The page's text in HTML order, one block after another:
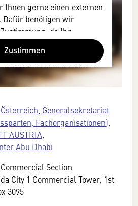
Ihnen gerne einen externen
Dafür benötigen wir
da Ihr
technische
und Nutzerverhalten
amerikanischen Anbietern
angemessenen
insbesondere kann die
Regierung Zugang zu
in unserer
Sie können diese
in den Cookie-
Footer unserer Webseite
Zustimmen
, Generalsekretariat
Fachorganisationen),
AUSTRIA,
Abu Dhabi
Section
City 1 Commercial Tower, 1st
3095